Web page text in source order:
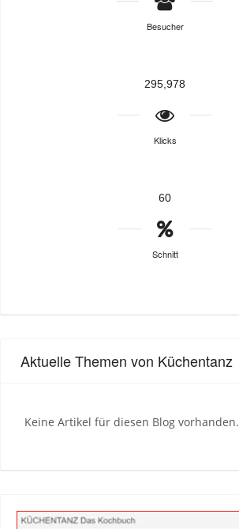
Besucher
295,978
Klicks
60
Schnitt
Aktuelle Themen von Küchentanz
Keine Artikel für diesen Blog vorhanden.